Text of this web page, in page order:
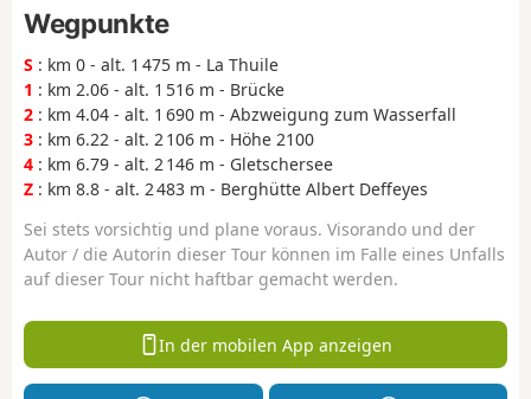
Wegpunkte
S : km 0 - alt. 1 475 m - La Thuile
1 : km 2.06 - alt. 1 516 m - Brücke
2 : km 4.04 - alt. 1 690 m - Abzweigung zum Wasserfall
3 : km 6.22 - alt. 2 106 m - Höhe 2100
4 : km 6.79 - alt. 2 146 m - Gletschersee
Z : km 8.8 - alt. 2 483 m - Berghütte Albert Deffeyes
Sei stets vorsichtig und plane voraus. Visorando und der
Autor / die Autorin dieser Tour können im Falle eines Unfalls
auf dieser Tour nicht haftbar gemacht werden.
In der mobilen App anzeigen